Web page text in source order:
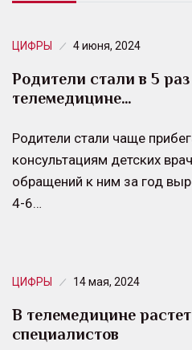
ЦИФРЫ 4 июня, 2024
Родители стали в 5
телемедицине…
Родители стали чаще
консультациям детских
обращений к ним за год
4-6…
ЦИФРЫ 14 мая, 2024
В телемедицине
специалистов